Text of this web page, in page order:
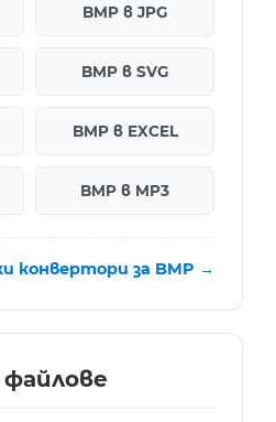
BMP в JPG
BMP в SVG
BMP в EXCEL
BMP в MP3
конвертори за BMP →